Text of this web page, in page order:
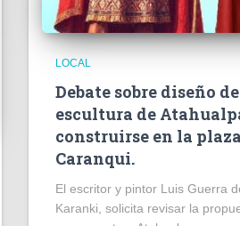
LOCAL
Debate sobre diseño
escultura de
construirse en la
Caranqui.
El escritor y pintor Luis Guerra
Karanki, solicita revisar la